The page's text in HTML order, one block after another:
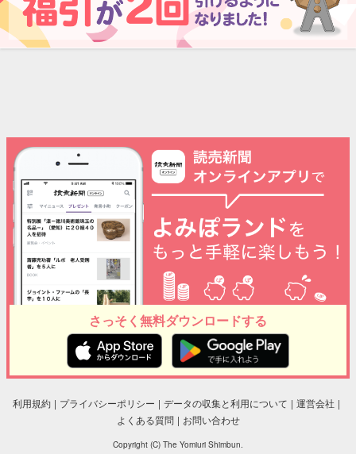
さっそく無料ダウンロードする
利用規約 プライバシーポリシー データの収集と利用について
運営会社
よくある質問
お問い合わせ
Copyright (C) The Yomiuri Shimbun.